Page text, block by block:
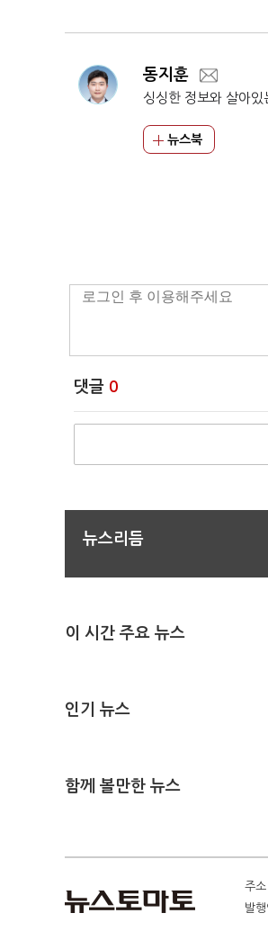
동지훈
싱싱한 정보와 살아
뉴스북
댓글 0
뉴스리듬
이 시간 주요 뉴스
인기 뉴스
함께 볼만한 뉴스
주
발